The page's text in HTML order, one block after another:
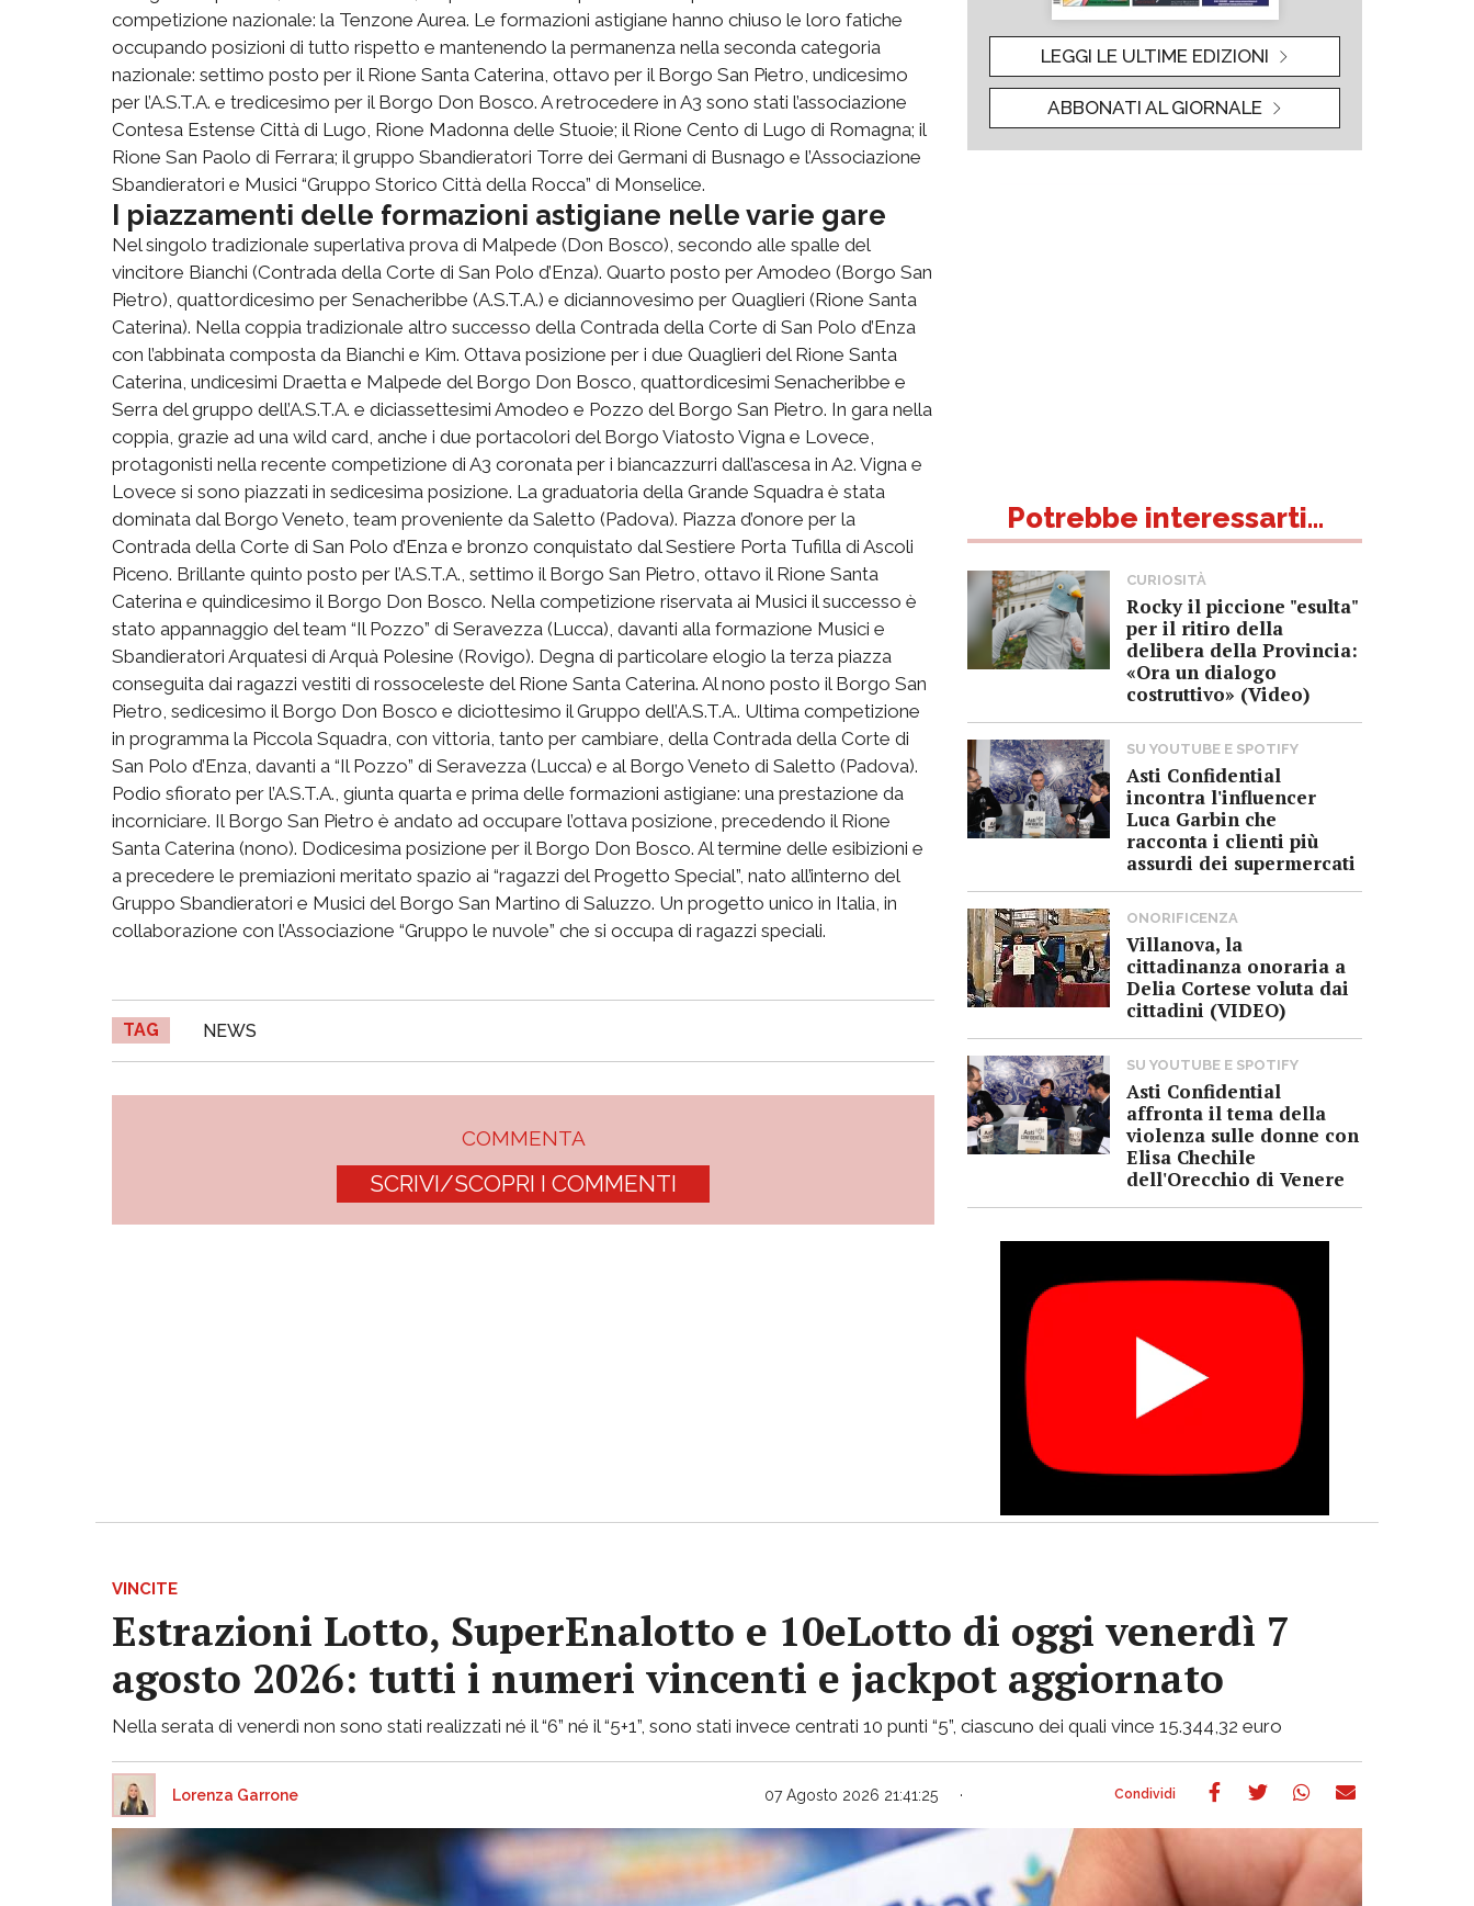
competizione nazionale: la Tenzone Aurea. Le formazioni astigiane hanno chiuso le loro fatiche
occupando posizioni di tutto rispetto e mantenendo la permanenza nella seconda categoria
nazionale: settimo posto per il Rione Santa Caterina, ottavo per il Borgo San Pietro, undicesimo
per l’A.S.T.A. e tredicesimo per il Borgo Don Bosco. A retrocedere in A3 sono stati l’associazione
Contesa Estense Città di Lugo, Rione Madonna delle Stuoie; il Rione Cento di Lugo di Romagna; il
Rione San Paolo di Ferrara; il gruppo Sbandieratori Torre dei Germani di Busnago e l’Associazione
Sbandieratori e Musici “Gruppo Storico Città della Rocca” di Monselice.
I piazzamenti delle formazioni astigiane nelle varie gare
Nel singolo tradizionale superlativa prova di Malpede (Don Bosco), secondo alle spalle del
vincitore Bianchi (Contrada della Corte di San Polo d’Enza). Quarto posto per Amodeo (Borgo San
Pietro), quattordicesimo per Senacheribbe (A.S.T.A.) e diciannovesimo per Quaglieri (Rione Santa
Caterina). Nella coppia tradizionale altro successo della Contrada della Corte di San Polo d’Enza
con l’abbinata composta da Bianchi e Kim. Ottava posizione per i due Quaglieri del Rione Santa
Caterina, undicesimi Draetta e Malpede del Borgo Don Bosco, quattordicesimi Senacheribbe e
Serra del gruppo dell’A.S.T.A. e diciassettesimi Amodeo e Pozzo del Borgo San Pietro. In gara nella
coppia, grazie ad una wild card, anche i due portacolori del Borgo Viatosto Vigna e Lovece,
protagonisti nella recente competizione di A3 coronata per i biancazzurri dall’ascesa in A2. Vigna e
Lovece si sono piazzati in sedicesima posizione. La graduatoria della Grande Squadra è stata
dominata dal Borgo Veneto, team proveniente da Saletto (Padova). Piazza d’onore per la
Contrada della Corte di San Polo d’Enza e bronzo conquistato dal Sestiere Porta Tufilla di Ascoli
Piceno. Brillante quinto posto per l’A.S.T.A., settimo il Borgo San Pietro, ottavo il Rione Santa
Caterina e quindicesimo il Borgo Don Bosco. Nella competizione riservata ai Musici il successo è
stato appannaggio del team “Il Pozzo” di Seravezza (Lucca), davanti alla formazione Musici e
Sbandieratori Arquatesi di Arquà Polesine (Rovigo). Degna di particolare elogio la terza piazza
conseguita dai ragazzi vestiti di rossoceleste del Rione Santa Caterina. Al nono posto il Borgo San
Pietro, sedicesimo il Borgo Don Bosco e diciottesimo il Gruppo dell’A.S.T.A.. Ultima competizione
in programma la Piccola Squadra, con vittoria, tanto per cambiare, della Contrada della Corte di
San Polo d’Enza, davanti a “Il Pozzo” di Seravezza (Lucca) e al Borgo Veneto di Saletto (Padova).
Podio sfiorato per l’A.S.T.A., giunta quarta e prima delle formazioni astigiane: una prestazione da
incorniciare. Il Borgo San Pietro è andato ad occupare l’ottava posizione, precedendo il Rione
Santa Caterina (nono). Dodicesima posizione per il Borgo Don Bosco. Al termine delle esibizioni e
a precedere le premiazioni meritato spazio ai “ragazzi del Progetto Special”, nato all’interno del
Gruppo Sbandieratori e Musici del Borgo San Martino di Saluzzo. Un progetto unico in Italia, in
collaborazione con l’Associazione “Gruppo le nuvole” che si occupa di ragazzi speciali.
TAG NEWS
COMMENTA
SCRIVI/SCOPRI I COMMENTI
LEGGI LE ULTIME EDIZIONI
ABBONATI AL GIORNALE
Potrebbe interessarti...
CURIOSITÀ
Rocky il piccione "esulta"
per il ritiro della
delibera della Provincia:
«Ora un dialogo
costruttivo» (Video)
SU YOUTUBE E SPOTIFY
Asti Confidential
incontra l'influencer
Luca Garbin che
racconta i clienti più
assurdi dei supermercati
ONORIFICENZA
Villanova, la
cittadinanza onoraria a
Delia Cortese voluta dai
cittadini (VIDEO)
SU YOUTUBE E SPOTIFY
Asti Confidential
affronta il tema della
violenza sulle donne con
Elisa Chechile
dell'Orecchio di Venere
VINCITE
Estrazioni Lotto, SuperEnalotto e 10eLotto di oggi venerdì 7
agosto 2026: tutti i numeri vincenti e jackpot aggiornato
Nella serata di venerdì non sono stati realizzati né il “6” né il “5+1”, sono stati invece centrati 10 punti “5”, ciascuno dei quali vince 15.344,32 euro
Lorenza Garrone 07 Agosto 2026 21:41:25